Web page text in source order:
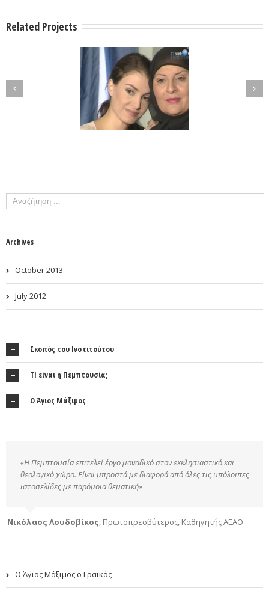
Related Projects
Archives
October 2013
July 2012
Σκοπός του Ινστιτούτου
ΤΙ είναι η Πεμπτουσία;
Ο Άγιος Μάξιμος
«Η Πεμπτουσία επιτελεί έργο μοναδικό στον εκκλησιαστικό και
θεολογικό χώρο. Είναι μπροστά με διαφορά από όλες τις υπόλοιπες
ιστοσελίδες με παρόμοια θεματική»
Νικόλαος Λουδοβίκος, Πρωτοπρεσβύτερος, Καθηγητής ΑΕΑΘ
Ο Άγιος Μάξιμος ο Γραικός